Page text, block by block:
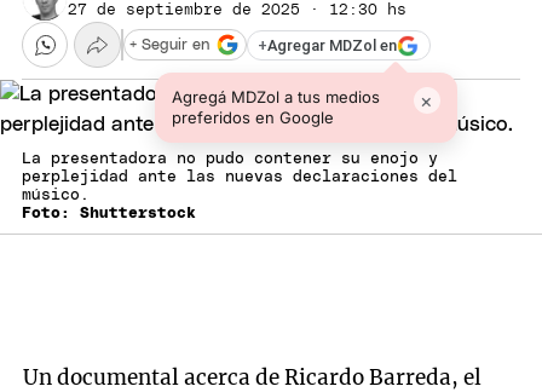
27 de septiembre de 2025 · 12:30 hs
+Agregar MDZol en
Agregá MDZol a tus medios
preferidos en Google
×
+ Seguir en
La presentadora no pudo contener su enojo y
perplejidad ante las nuevas declaraciones del
músico.
Foto: Shutterstock
Un documental acerca de Ricardo Barreda, el